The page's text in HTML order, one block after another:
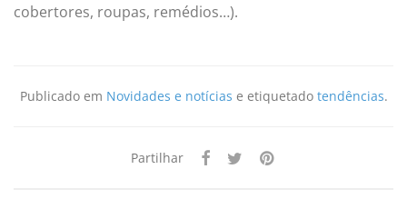
cobertores, roupas, remédios…).
Publicado em Novidades e notícias e etiquetado tendências.
Partilhar